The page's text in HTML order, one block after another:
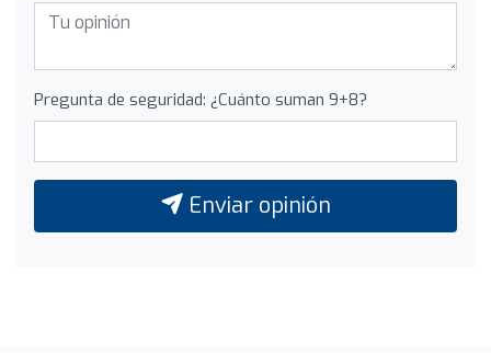
Pregunta de seguridad: ¿Cuánto suman 9+8?
Enviar opinión